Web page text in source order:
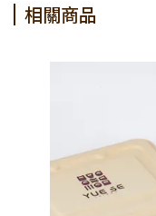
相關商品